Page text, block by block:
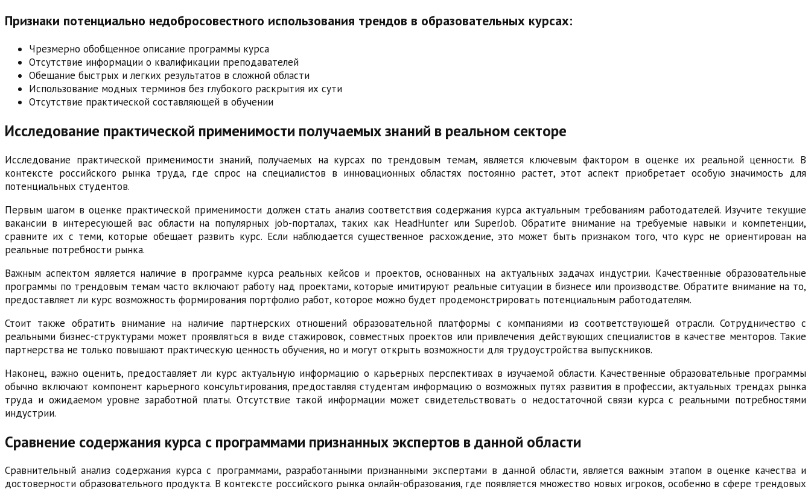
Признаки потенциально недобросовестного использования трендов в образовательных курсах:
Чрезмерно обобщенное описание программы курса
Отсутствие информации о квалификации преподавателей
Обещание быстрых и легких результатов в сложной области
Использование модных терминов без глубокого раскрытия их сути
Отсутствие практической составляющей в обучении
Исследование практической применимости получаемых знаний в реальном секторе
Исследование практической применимости знаний, получаемых на курсах по трендовым темам, является ключевым фактором в оценке их реальной ценности. В
контексте российского рынка труда, где спрос на специалистов в инновационных областях постоянно растет, этот аспект приобретает особую значимость для
потенциальных студентов.
Первым шагом в оценке практической применимости должен стать анализ соответствия содержания курса актуальным требованиям работодателей. Изучите текущие
вакансии в интересующей вас области на популярных job-порталах, таких как HeadHunter или SuperJob. Обратите внимание на требуемые навыки и компетенции,
сравните их с теми, которые обещает развить курс. Если наблюдается существенное расхождение, это может быть признаком того, что курс не ориентирован на
реальные потребности рынка.
Важным аспектом является наличие в программе курса реальных кейсов и проектов, основанных на актуальных задачах индустрии. Качественные образовательные
программы по трендовым темам часто включают работу над проектами, которые имитируют реальные ситуации в бизнесе или производстве. Обратите внимание на то,
предоставляет ли курс возможность формирования портфолио работ, которое можно будет продемонстрировать потенциальным работодателям.
Стоит также обратить внимание на наличие партнерских отношений образовательной платформы с компаниями из соответствующей отрасли. Сотрудничество с
реальными бизнес-структурами может проявляться в виде стажировок, совместных проектов или привлечения действующих специалистов в качестве менторов. Такие
партнерства не только повышают практическую ценность обучения, но и могут открыть возможности для трудоустройства выпускников.
Наконец, важно оценить, предоставляет ли курс актуальную информацию о карьерных перспективах в изучаемой области. Качественные образовательные программы
обычно включают компонент карьерного консультирования, предоставляя студентам информацию о возможных путях развития в профессии, актуальных трендах рынка
труда и ожидаемом уровне заработной платы. Отсутствие такой информации может свидетельствовать о недостаточной связи курса с реальными потребностями
индустрии.
Сравнение содержания курса с программами признанных экспертов в данной области
Сравнительный анализ содержания курса с программами, разработанными признанными экспертами в данной области, является важным этапом в оценке качества и
достоверности образовательного продукта. В контексте российского рынка онлайн-образования, где появляется множество новых игроков, особенно в сфере трендовых